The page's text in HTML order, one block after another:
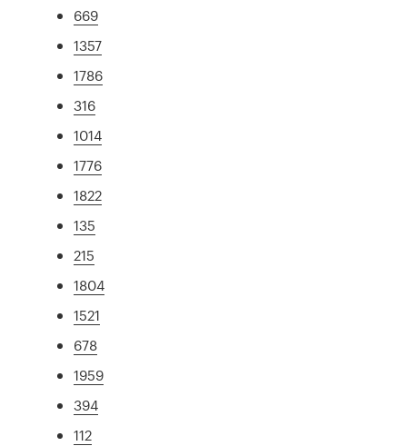
669
1357
1786
316
1014
1776
1822
135
215
1804
1521
678
1959
394
112